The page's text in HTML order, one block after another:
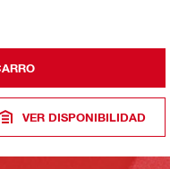
VER DISPONIBILIDAD